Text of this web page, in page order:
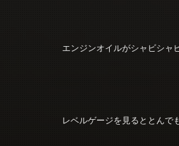
エンジンオイルがシャビシャ
レベルゲージを見るととんで